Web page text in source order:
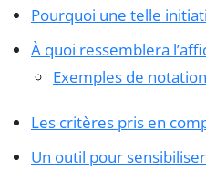
Pourquoi une telle
À quoi ressemblera
Exemples de
Les critères pris en
Un outil pour